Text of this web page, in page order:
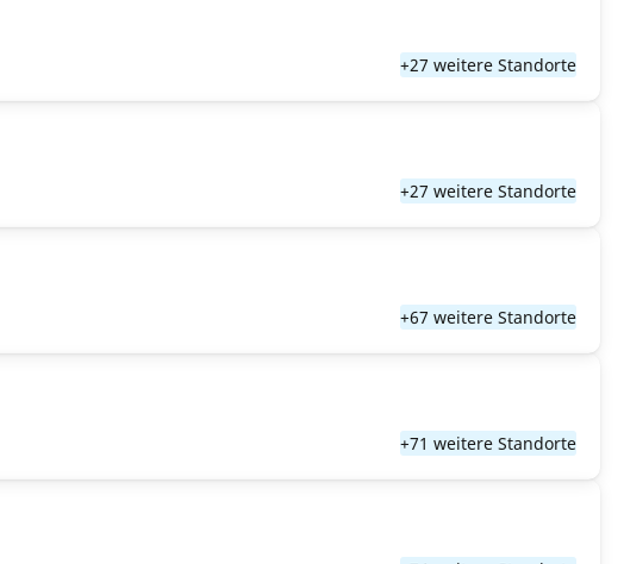
+27 weitere Standorte
+27 weitere Standorte
+67 weitere Standorte
+71 weitere Standorte